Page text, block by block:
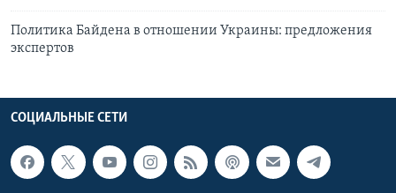
Политика Байдена в отношении Украины: предложения
экспертов
СОЦИАЛЬНЫЕ СЕТИ